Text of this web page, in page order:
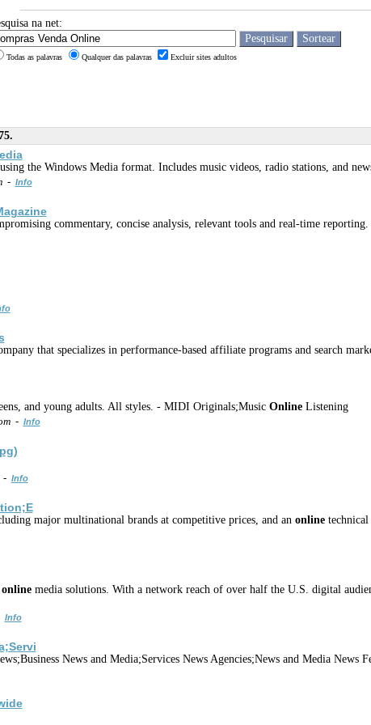
na net:
Todas as palavras Qualquer das palavras Excluir sites adultos
the Windows Media format. Includes music videos, radio stations, and
- Info
commentary, concise analysis, relevant tools and real-time
that specializes in performance-based affiliate programs and search
and young adults. All styles. - MIDI Originals;Music OnlineListening
- Info
- Info
major multinational brands at competitive prices, and an onlinetechnical
onlinemedia solutions. With a network reach of over half the U.S. digital
Info
News and Media;Services News Agencies;News and Media News